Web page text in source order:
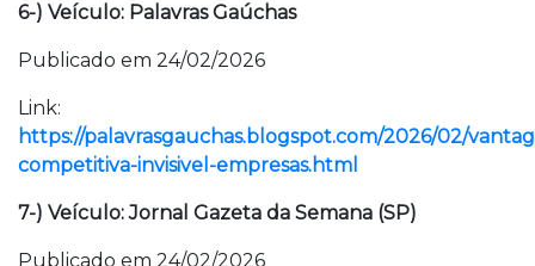
6-) Veículo: Palavras Gaúchas
Publicado em 24/02/2026
Link:
https://palavrasgauchas.blogspot.com/2026/02/
competitiva-invisivel-empresas.html
7-) Veículo: Jornal Gazeta da Semana (SP)
Publicado em 24/02/2026